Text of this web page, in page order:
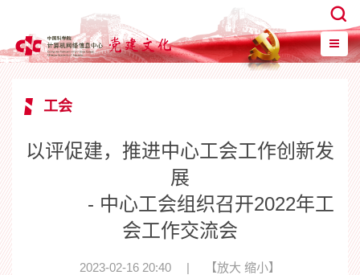
工会
以评促建，推进中心工会工作创新发
展
- 中心工会组织召开2022年工
会工作交流会
2023-02-16 20:40 | 【放大 缩小】